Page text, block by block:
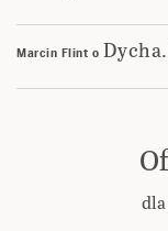
Marcin Flint o